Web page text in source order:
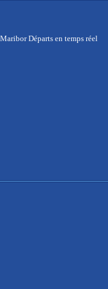
Départs en temps réel